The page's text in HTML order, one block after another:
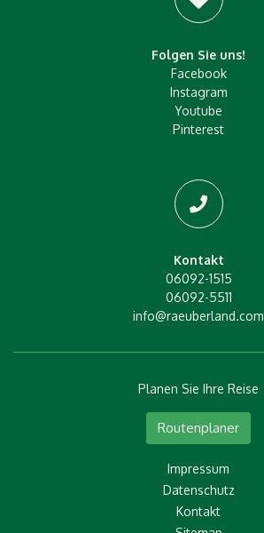
Folgen Sie uns!
Facebook
Instagram
Youtube
Pinterest
Kontakt
06092-1515
06092-5511
info@raeuberland.com
Planen Sie Ihre Reise
Routenplaner
Impressum
Datenschutz
Kontakt